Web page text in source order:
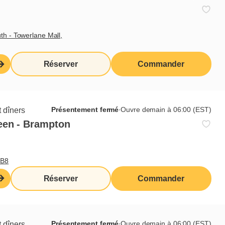
- Towerlane Mall,
Réserver Commander
dîners Présentement fermé∙Ouvre demain à 06:00 (EST)
- Brampton
Réserver Commander
des problèmes
coûts reliés aux ressources humaines
du stress
Je veux m'inscrire